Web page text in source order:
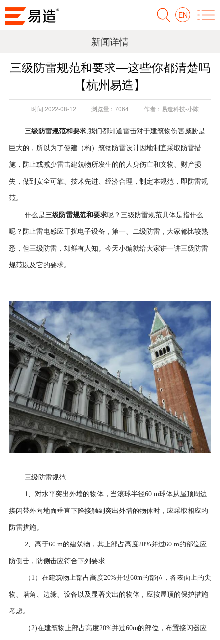
EN
新闻详情
三级防雷规范和要求—这些你都清楚吗
【杭州易造】
时间:2022-08-12 浏览量： 7064 作者： 易造科技-小陈
三级防雷规范和要求,我们都知道雷击对于建筑物伤害威胁是
巨大的，所以为了使建（构）筑物防雷设计因地制宜采取防雷措
施，防止或减少雷击建筑物所发生的的人身伤亡和文物、财产损
失，做到安全可靠、技术先进、经济合理，制定本规范，即防雷规
范。
什么是三级防雷规范和要求呢？三级防雷规范具体是指什么
呢？防止雷电感应干扰电子设备，第一、二级防雷，大家都比较熟
悉，但三级防雷，却鲜有人知。今天小编就给大家讲一讲三级防雷
规范以及它的要求。
三级防雷规范
1、 对水平突出外墙的物体，当滚球半径60 m球体从屋顶周边
接闪带外向地面垂直下降接触到突出外墙的物体时，应采取相应的
防雷措施。
2、高于60 m的建筑物，其上部占高度20%并过60 m的部位应
防侧击，防侧击应符合下列要求:
（ 1）在建筑物上部占高度20%并过60m的部位，各表面上的尖
物、墙角、边缘、设备以及显著突出的物体，应按屋顶的保护措施
考虑。
（ 2)在建筑物上部占高度20%并过60m的部位，布置接闪器应